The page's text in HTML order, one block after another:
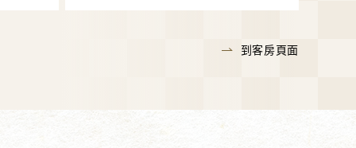
到客房頁面